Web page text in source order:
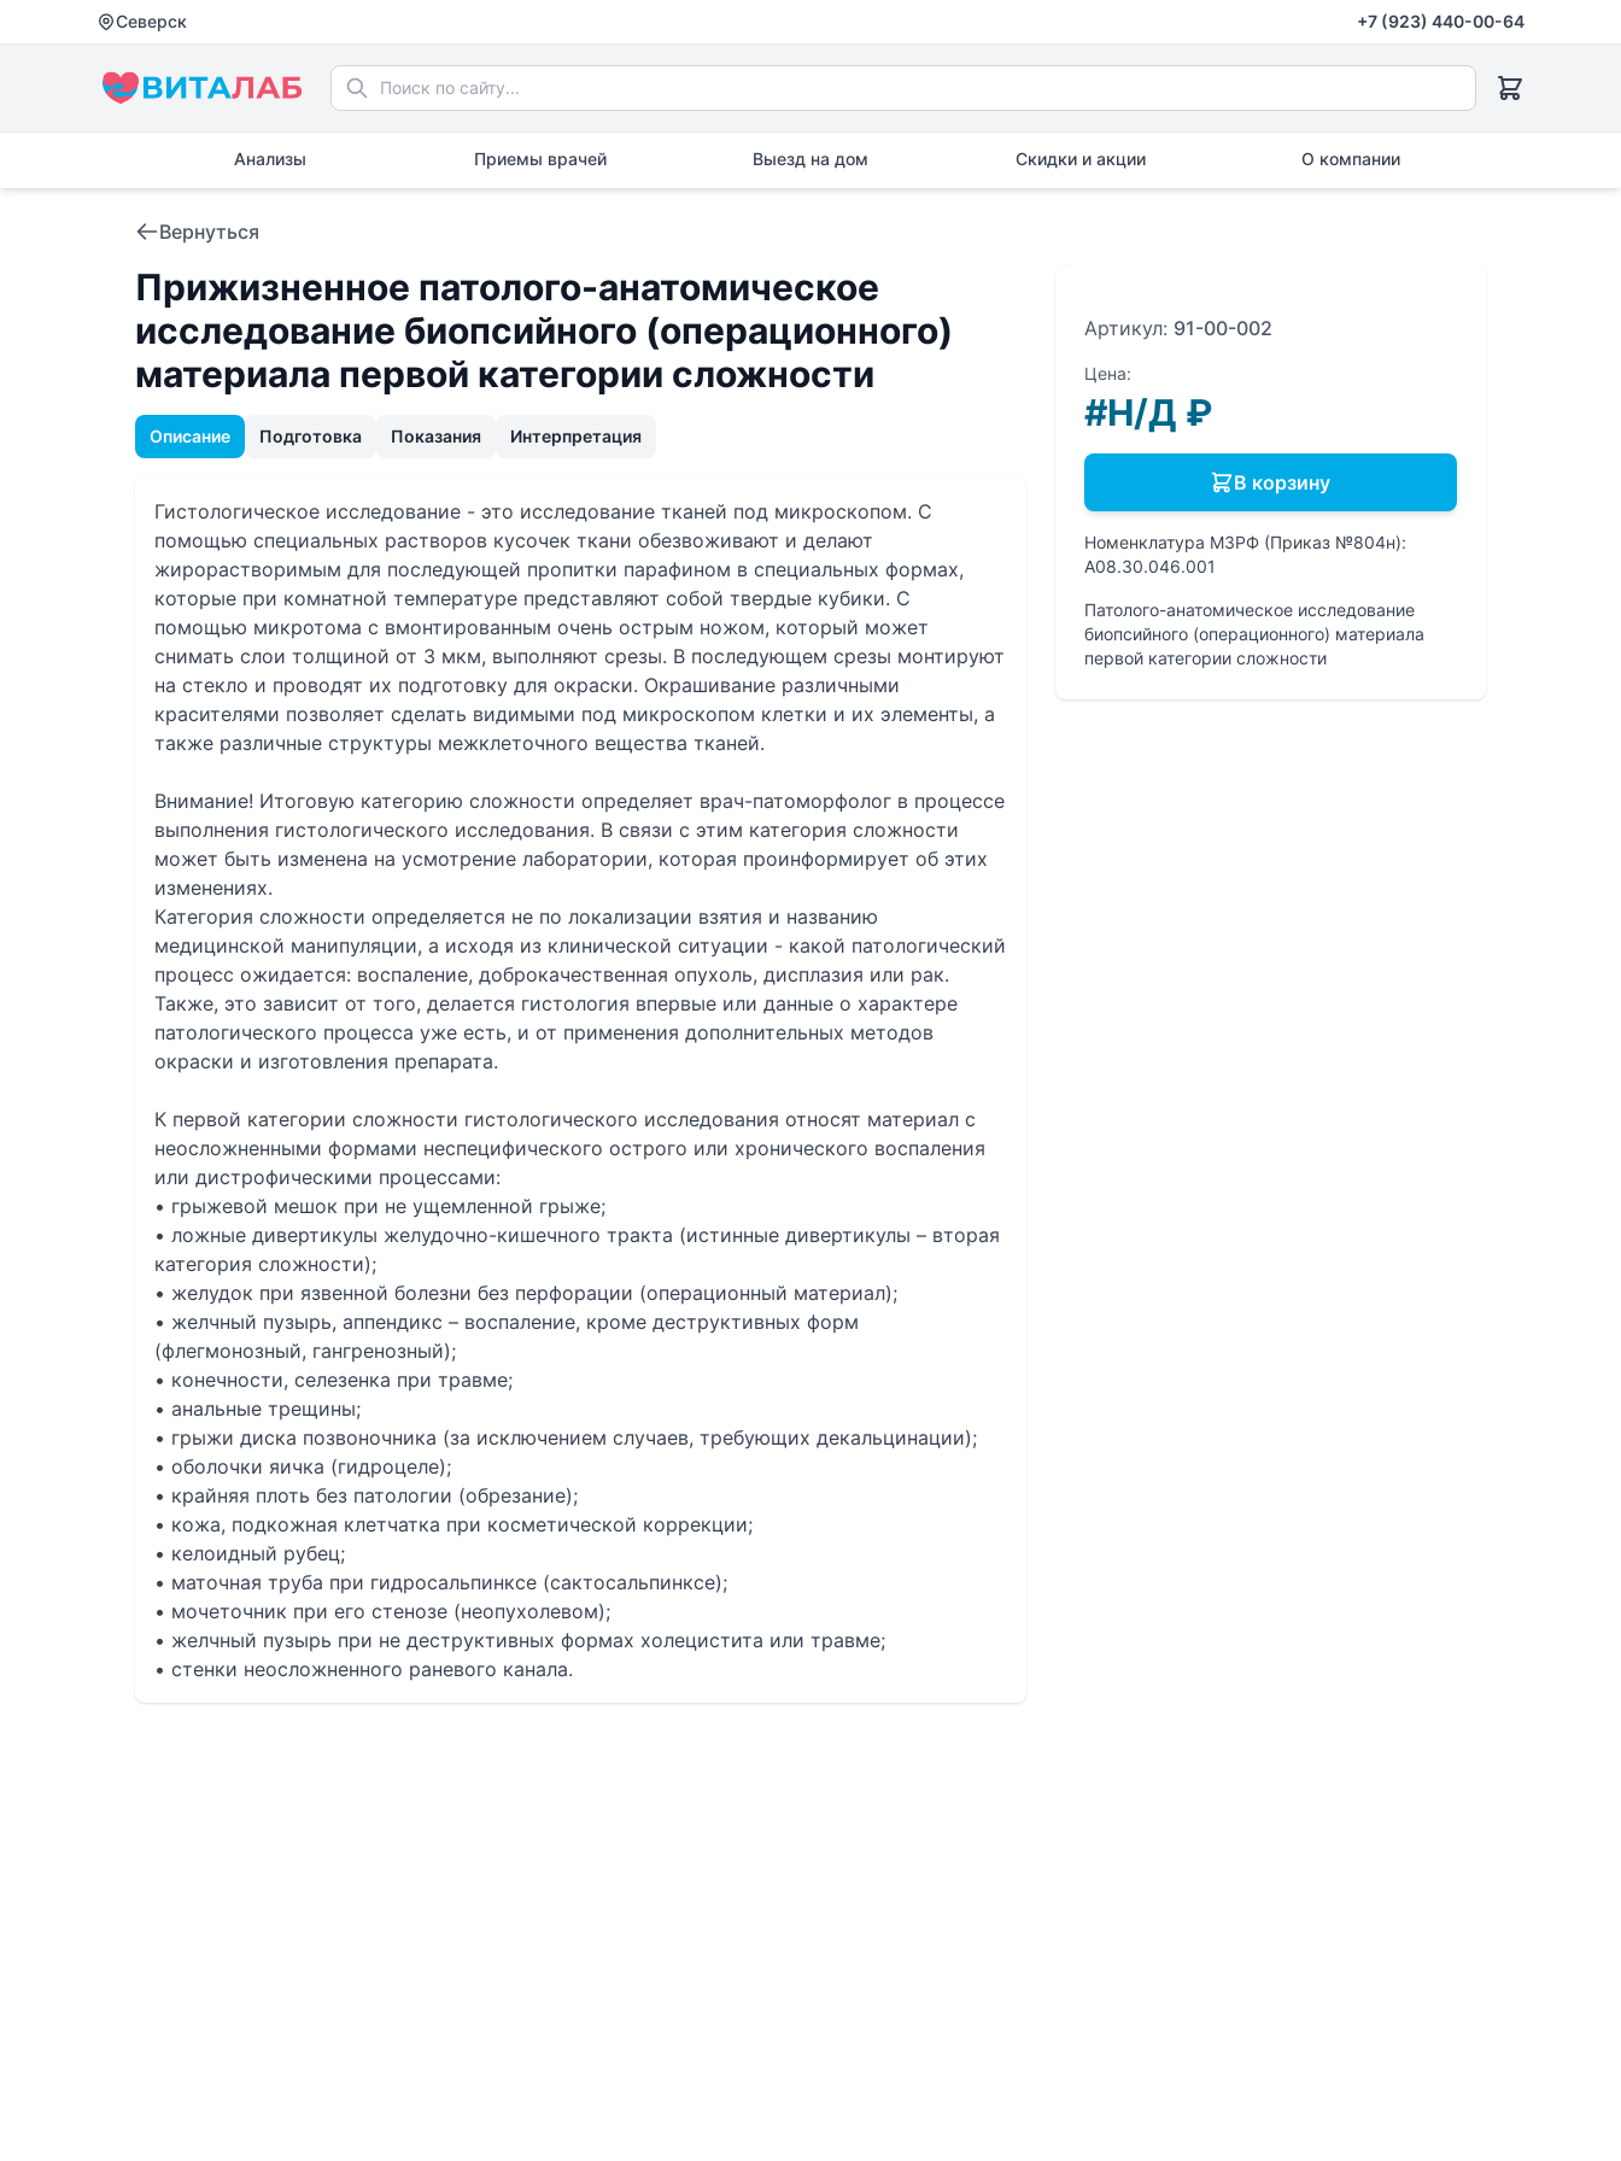
Северск +7 (923) 440-00-64
Анализы Приемы врачей Выезд на дом Скидки и акции О компании
Вернуться
Прижизненное патолого-анатомическое
исследование биопсийного (операционного)
материала первой категории сложности
Описание Подготовка Показания Интерпретация
Гистологическое исследование - это исследование тканей под микроскопом. С
помощью специальных растворов кусочек ткани обезвоживают и делают
жирорастворимым для последующей пропитки парафином в специальных формах,
которые при комнатной температуре представляют собой твердые кубики. С
помощью микротома с вмонтированным очень острым ножом, который может
снимать слои толщиной от 3 мкм, выполняют срезы. В последующем срезы монтируют
на стекло и проводят их подготовку для окраски. Окрашивание различными
красителями позволяет сделать видимыми под микроскопом клетки и их элементы, а
также различные структуры межклеточного вещества тканей.
Внимание! Итоговую категорию сложности определяет врач-патоморфолог в процессе
выполнения гистологического исследования. В связи с этим категория сложности
может быть изменена на усмотрение лаборатории, которая проинформирует об этих
изменениях.
Категория сложности определяется не по локализации взятия и названию
медицинской манипуляции, а исходя из клинической ситуации - какой патологический
процесс ожидается: воспаление, доброкачественная опухоль, дисплазия или рак.
Также, это зависит от того, делается гистология впервые или данные о характере
патологического процесса уже есть, и от применения дополнительных методов
окраски и изготовления препарата.
К первой категории сложности гистологического исследования относят материал с
неосложненными формами неспецифического острого или хронического воспаления
или дистрофическими процессами:
• грыжевой мешок при не ущемленной грыже;
• ложные дивертикулы желудочно-кишечного тракта (истинные дивертикулы – вторая
категория сложности);
• желудок при язвенной болезни без перфорации (операционный материал);
• желчный пузырь, аппендикс – воспаление, кроме деструктивных форм
(флегмонозный, гангренозный);
• конечности, селезенка при травме;
• анальные трещины;
• грыжи диска позвоночника (за исключением случаев, требующих декальцинации);
• оболочки яичка (гидроцеле);
• крайняя плоть без патологии (обрезание);
• кожа, подкожная клетчатка при косметической коррекции;
• келоидный рубец;
• маточная труба при гидросальпинксе (сактосальпинксе);
• мочеточник при его стенозе (неопухолевом);
• желчный пузырь при не деструктивных формах холецистита или травме;
• стенки неосложненного раневого канала.
Артикул: 91-00-002
Цена:
#Н/Д ₽
В корзину
Номенклатура МЗРФ (Приказ №804н):
A08.30.046.001
Патолого-анатомическое исследование
биопсийного (операционного) материала
первой категории сложности